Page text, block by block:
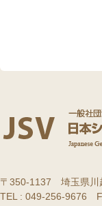
〒350-1137 埼玉県
TEL : 049-256-9676